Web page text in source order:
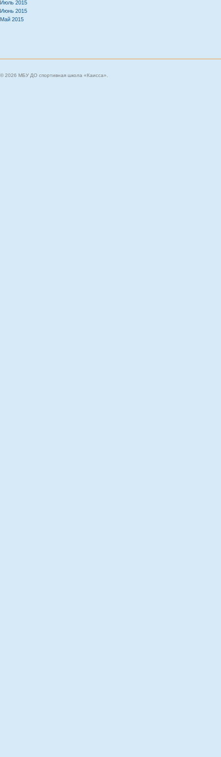
Июль 2015
Июнь 2015
Май 2015
© 2026 МБУ ДО спортивная школа «Каисса».